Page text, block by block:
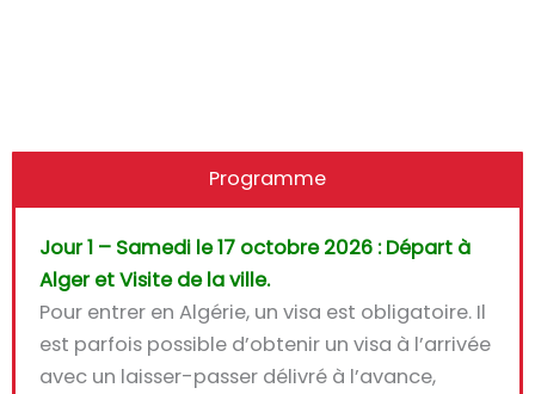
Programme
Jour 1 – Samedi le 17 octobre 2026 : Départ à
Alger et Visite de la ville.
Pour entrer en Algérie, un visa est obligatoire. Il
est parfois possible d’obtenir un visa à l’arrivée
avec un laisser-passer délivré à l’avance,